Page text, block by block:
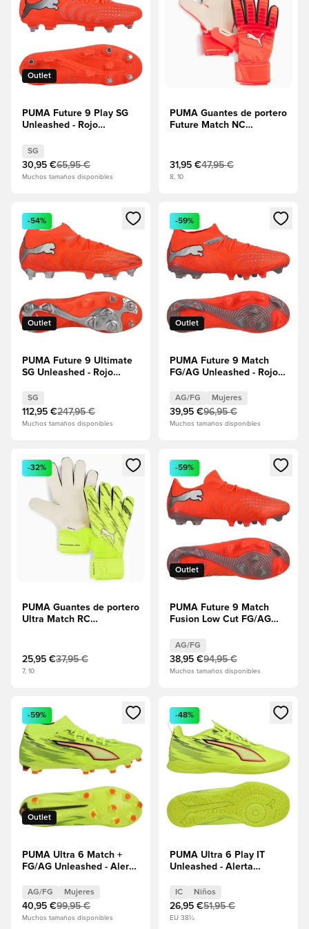
Outlet
PUMA Future 9 Play SG
Unleashed - Rojo
White/PUMA Negro/Puma
Plata
SG
30,95 €65,95 €
Muchos tamaños disponibles
PUMA Guantes de portero
Future Match NC
Negro
31,95 €47,95 €
8, 10
Abre un modal para iniciar sesión o registrarse como
Outlet
-54%
PUMA Future 9 Ultimate
SG Unleashed - Rojo
White/PUMA Negro/Puma
Plata
SG
112,95 €247,95 €
Muchos tamaños disponibles
Abre un modal para iniciar
Outlet
-59%
PUMA Future 9 Match
FG/AG Unleashed - Rojo
White/PUMA Negro/Puma
Plata Mujeres
AG/FG Mujeres
39,95 €96,95 €
Muchos tamaños disponibles
Abre un modal para iniciar sesión o registrarse como
-32%
PUMA Guantes de portero
Ultra Match RC
25,95 €37,95 €
7, 10
Abre un modal para iniciar
Outlet
-59%
PUMA Future 9 Match
Fusion Low Cut FG/AG
resplandeciente/PUMA
White/PUMA Negro/Puma
Plata
AG/FG
38,95 €94,95 €
Muchos tamaños disponibles
Abre un modal para iniciar sesión o registrarse como
Outlet
-59%
PUMA Ultra 6 Match +
FG/AG Unleashed - Alerta
Negro/Rojo
resplandeciente/Lima
Squeeze
AG/FG Mujeres
40,95 €99,95 €
Muchos tamaños disponibles
Abre un modal para iniciar
-48%
PUMA Ultra 6 Play IT
Unleashed - Alerta
Negro/Rojo
resplandeciente/Lima
Squeeze Niños
IC Niños
26,95 €51,95 €
EU 38½